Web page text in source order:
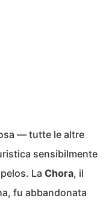
— tutte le altre
sensibilmente
La Chora, il
fu abbandonata